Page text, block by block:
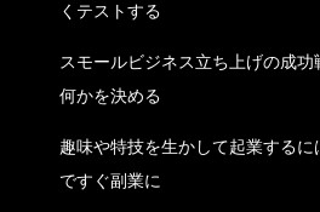
くテストする
スモールビジネス立ち上げの成
何かを決める
趣味や特技を生かして起業する
ですぐ副業に